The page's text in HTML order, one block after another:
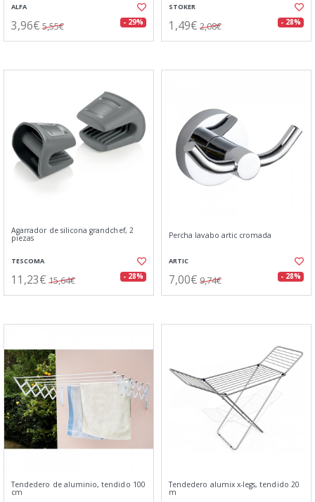
ALFA
3,96€ 5,55€ - 29%
STOKER
1,49€ 2,08€ - 28%
Agarrador de silicona grandchef, 2
piezas
TESCOMA
11,23€ 15,64€ - 28%
Percha lavabo artic cromada
ARTIC
7,00€ 9,74€ - 28%
Tendedero de aluminio, tendido 100
cm
Tendedero alumix x-legs, tendido 20
m